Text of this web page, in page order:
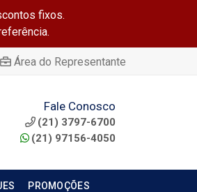
fixos.
Área do Representante
Fale Conosco
(21) 3797-6700
(21) 97156-4050
PROMOÇÕES